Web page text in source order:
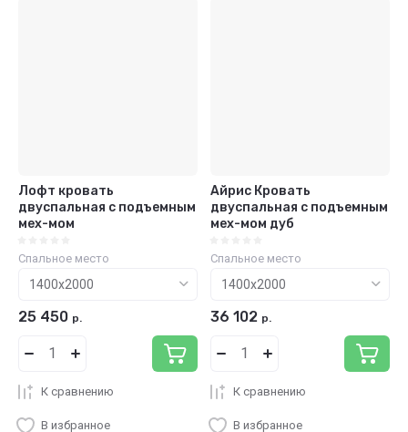
Лофт кровать
двуспальная с подъемным
мех-мом
Спальное место
25 450 р.
К сравнению
В избранное
Айрис Кровать
двуспальная с подъемным
мех-мом дуб
Спальное место
36 102 р.
К сравнению
В избранное